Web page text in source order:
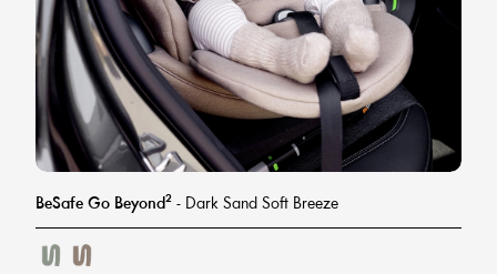
BeSafe Go Beyond² - Dark Sand Soft Breeze